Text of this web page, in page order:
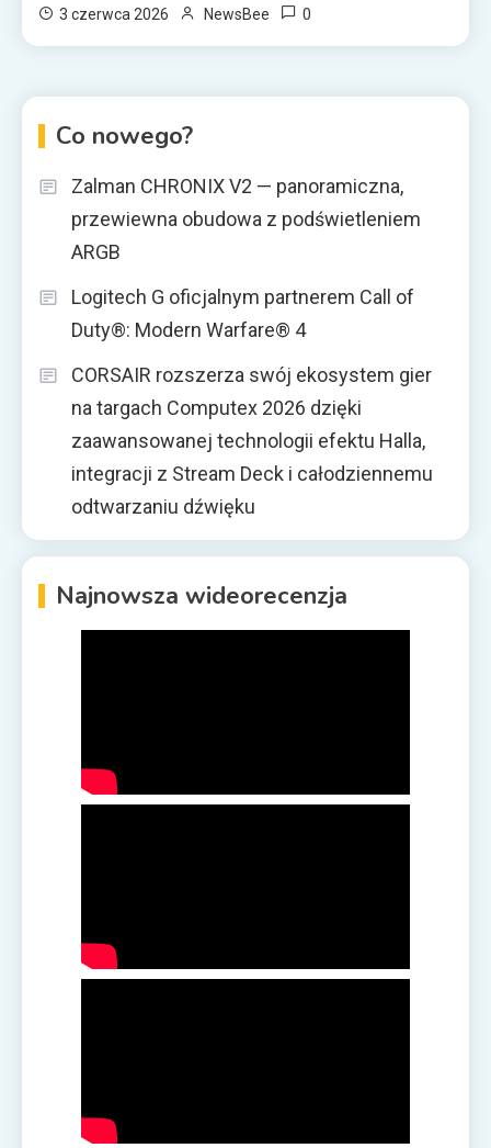
3 czerwca 2026 NewsBee 0
Co nowego?
Zalman CHRONIX V2 — panoramiczna,
przewiewna obudowa z podświetleniem
ARGB
Logitech G oficjalnym partnerem Call of
Duty®: Modern Warfare® 4
CORSAIR rozszerza swój ekosystem gier
na targach Computex 2026 dzięki
zaawansowanej technologii efektu Halla,
integracji z Stream Deck i całodziennemu
odtwarzaniu dźwięku
Najnowsza wideorecenzja